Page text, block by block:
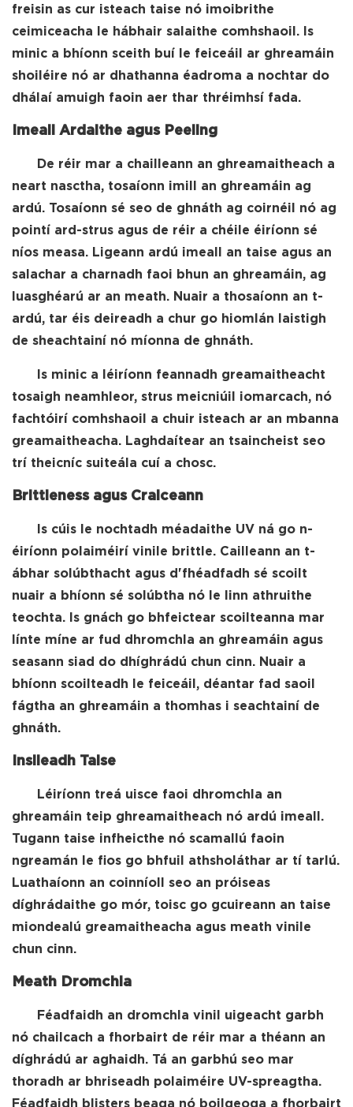
freisin as cur isteach taise nó imoibrithe
ceimiceacha le hábhair salaithe comhshaoil. Is
minic a bhíonn sceith buí le feiceáil ar ghreamáin
shoiléire nó ar dhathanna éadroma a nochtar do
dhálaí amuigh faoin aer thar thréimhsí fada.
Imeall Ardaithe agus Peeling
De réir mar a chailleann an ghreamaitheach a
neart nasctha, tosaíonn imill an ghreamáin ag
ardú. Tosaíonn sé seo de ghnáth ag coirnéil nó ag
pointí ard-strus agus de réir a chéile éiríonn sé
níos measa. Ligeann ardú imeall an taise agus an
salachar a charnadh faoi bhun an ghreamáin, ag
luasghéarú ar an meath. Nuair a thosaíonn an t-
ardú, tar éis deireadh a chur go hiomlán laistigh
de sheachtainí nó míonna de ghnáth.
Is minic a léiríonn feannadh greamaitheacht
tosaigh neamhleor, strus meicniúil iomarcach, nó
fachtóirí comhshaoil ​​a chuir isteach ar an mbanna
greamaitheacha. Laghdaítear an tsaincheist seo
trí theicníc suiteála cuí a chosc.
Brittleness agus Craiceann
Is cúis le nochtadh méadaithe UV ná go n-
éiríonn polaiméirí vinile brittle. Cailleann an t-
ábhar solúbthacht agus d'fhéadfadh sé scoilt
nuair a bhíonn sé solúbtha nó le linn athruithe
teochta. Is gnách go bhfeictear scoilteanna mar
línte míne ar fud dhromchla an ghreamáin agus
seasann siad do dhíghrádú chun cinn. Nuair a
bhíonn scoilteadh le feiceáil, déantar fad saoil
fágtha an ghreamáin a thomhas i seachtainí de
ghnáth.
Insileadh Taise
Léiríonn treá uisce faoi dhromchla an
ghreamáin teip ghreamaitheach nó ardú imeall.
Tugann taise infheicthe nó scamallú faoin
ngreamán le fios go bhfuil athsholáthar ar tí tarlú.
Luathaíonn an coinníoll seo an próiseas
díghrádaithe go mór, toisc go gcuireann an taise
miondealú greamaitheacha agus meath vinile
chun cinn.
Meath Dromchla
Féadfaidh an dromchla vinil uigeacht garbh
nó chailcach a fhorbairt de réir mar a théann an
díghrádú ar aghaidh. Tá an garbhú seo mar
thoradh ar bhriseadh polaiméire UV-spreagtha.
Féadfaidh blisters beaga nó boilgeoga a fhorbairt